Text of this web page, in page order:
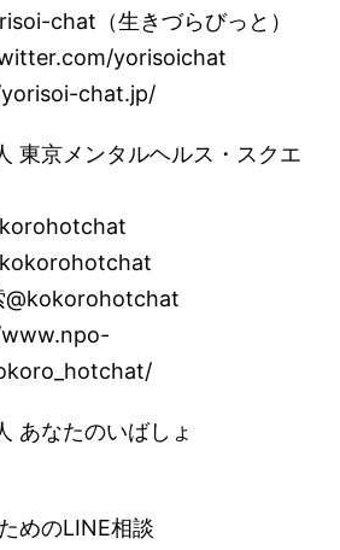
chat（生きづらびっと）
yorisoichat
chat.jp/
東京メンタルヘルス・スクエ
あなたのいばしょ
めのLINE相談